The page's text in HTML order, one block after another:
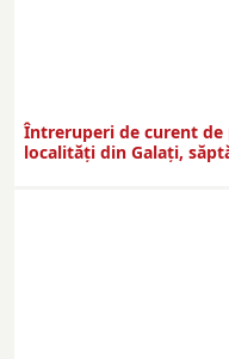
Întreruperi de curent de
localități din Galați,